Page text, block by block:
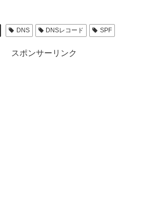
DNS DNSレコード SPF
スポンサーリンク